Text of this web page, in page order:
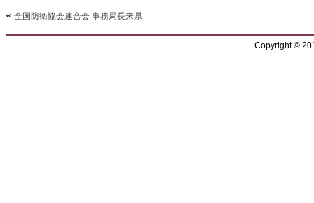
« 全国防衛協会連合会 事務局長来県
Copyright ©